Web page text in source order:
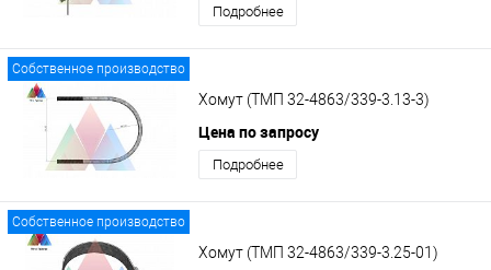
Подробнее
Собственное производство
Хомут (ТМП 32-4863/339-3.13-3)
Цена по запросу
Подробнее
Собственное производство
Хомут (ТМП 32-4863/339-3.25-01)